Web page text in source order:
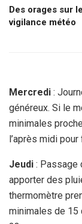
Des orages sur
vigilance météo
Mercredi :
généreux. Si le
minimales
l’après midi
Jeudi : Passage
apporter des
thermomètre
minimales de 15